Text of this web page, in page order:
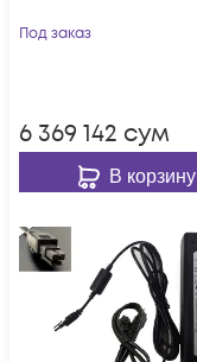
Под заказ
6 369 142 сум
В корзину